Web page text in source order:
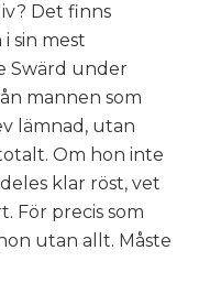
Det finns
sin mest
Swärd under
mannen som
lämnad, utan
Om hon inte
klar röst, vet
För precis som
utan allt. Måste